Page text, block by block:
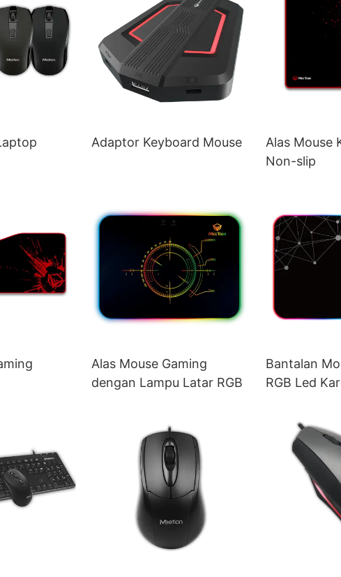
Adaptor Keyboard Mouse
Alas Mouse
Non-slip
Alas Mouse Gaming
dengan Lampu Latar RGB
Bantalan
RGB Led